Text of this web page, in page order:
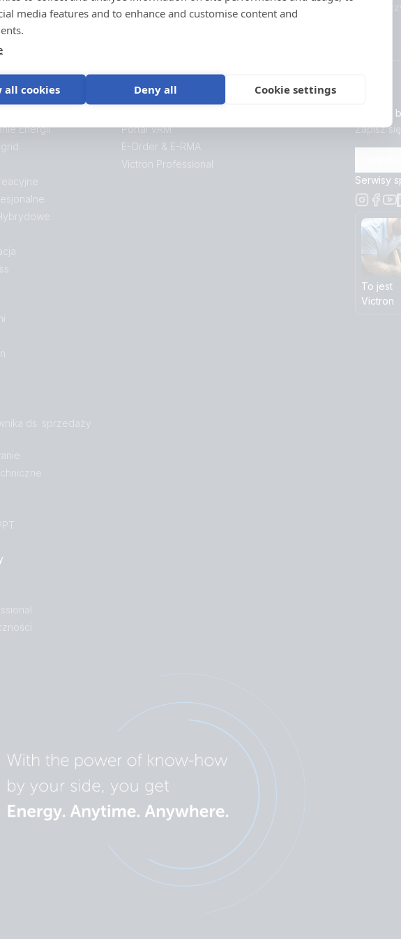
media features and to enhance and customise content and
all cookies Deny all Cookie settings
zgłoszeń gwarancyjnych.
serwisie
Energii
ds. sprzedaży
Portal VRM
E-Order & E-RMA
Victron Professional
Bądź na
Zapisz
Serwisy
To jest
Victron